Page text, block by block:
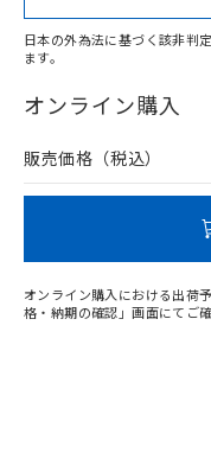
在庫等で未対応品が
問い合わせください。
日本の外為法に基づく該非判
ます。
オンライン購入
販売価格（税込）
オンライン購入における出荷
格・納期の確認」画面にてご